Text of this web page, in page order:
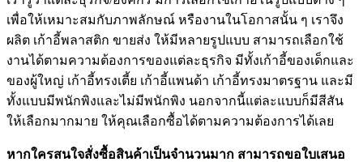
เพื่อให้เหมาะสมกับภาพลักษณ์ หรืองานในโอกาสนั้น ๆ เราจึง
ผลิต เก้าอี้พลาสติก ขายส่ง ให้มีหลายรูปแบบ สามารถเลือกใช้
งานได้ตามความต้องการของแต่ละธุรกิจ มีทั้งเก้าอี้ของเด็กและ
ของผู้ใหญ่ เก้าอี้ทรงเตี้ย เก้าอี้แพนด้า เก้าอี้ทรงมาตรฐาน และมี
ทั้งแบบมีพนักพิงและไม่มีพนักพิง นอกจากนี้แต่ละแบบก็มีสีสัน
ให้เลือกมากมาย ให้คุณเลือกซื้อได้ตามความต้องการได้เลย
หากใครสนใจสั่งซื้อสินค้าเป็นจำนวนมาก สามารถขอใบเสนอ